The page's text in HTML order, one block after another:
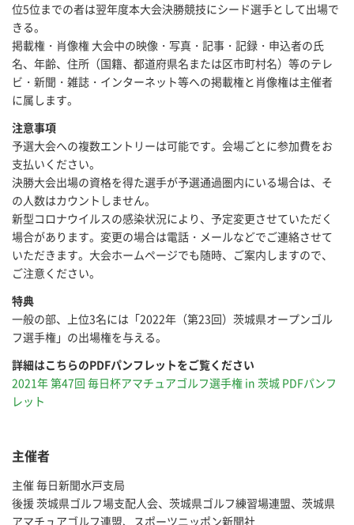
位5位までの者は翌年度本大会決勝競技にシード選手として出場で
きる。
掲載権・肖像権 大会中の映像・写真・記事・記録・申込者の氏
名、年齢、住所（国籍、都道府県名または区市町村名）等のテレ
ビ・新聞・雑誌・インターネット等への掲載権と肖像権は主催者
に属します。
注意事項
予選大会への複数エントリーは可能です。会場ごとに参加費をお
支払いください。
決勝大会出場の資格を得た選手が予選通過圏内にいる場合は、そ
の人数はカウントしません。
新型コロナウイルスの感染状況により、予定変更させていただく
場合があります。変更の場合は電話・メールなどでご連絡させて
いただきます。大会ホームページでも随時、ご案内しますので、
ご注意ください。
特典
一般の部、上位3名には「2022年（第23回）茨城県オープンゴル
フ選手権」の出場権を与える。
詳細はこちらのPDFパンフレットをご覧ください
2021年 第47回 毎日杯アマチュアゴルフ選手権 in 茨城 PDFパンフ
レット
主催者
主催 毎日新聞水戸支局
後援 茨城県ゴルフ場支配人会、茨城県ゴルフ練習場連盟、茨城県
アマチュアゴルフ連盟、スポーツニッポン新聞社